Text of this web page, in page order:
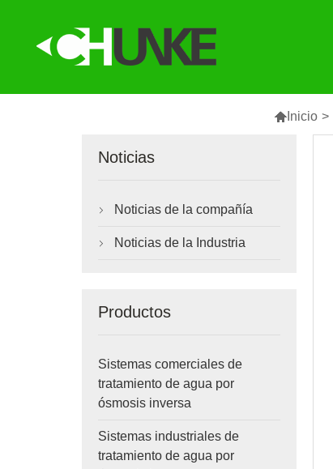
 Inicio >
Noticias
 Noticias de la compañía
 Noticias de la Industria
Productos
Sistemas comerciales de
tratamiento de agua por
ósmosis inversa
Sistemas industriales de
tratamiento de agua por